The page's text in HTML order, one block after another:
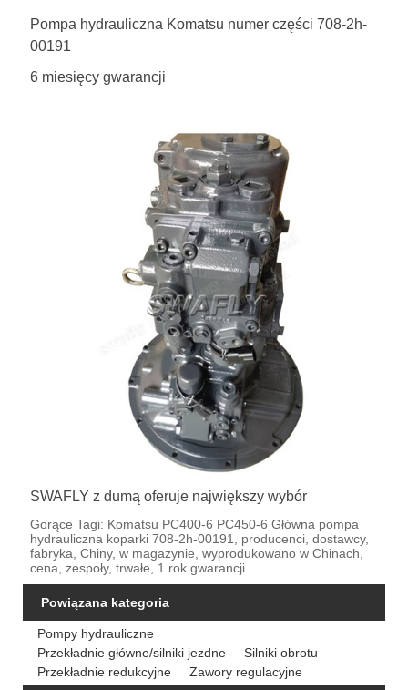
Pompa hydrauliczna Komatsu numer części 708-2h-
00191
6 miesięcy gwarancji
SWAFLY z dumą oferuje największy wybór
Gorące Tagi: Komatsu PC400-6 PC450-6 Główna pompa
hydrauliczna koparki 708-2h-00191, producenci, dostawcy,
fabryka, Chiny, w magazynie, wyprodukowano w Chinach,
cena, zespoły, trwałe, 1 rok gwarancji
Powiązana kategoria
Pompy hydrauliczne
Przekładnie główne/silniki jezdne
Silniki obrotu
Przekładnie redukcyjne
Zawory regulacyjne